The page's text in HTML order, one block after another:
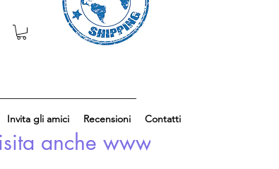
Invita gli amici Recensioni Contatti